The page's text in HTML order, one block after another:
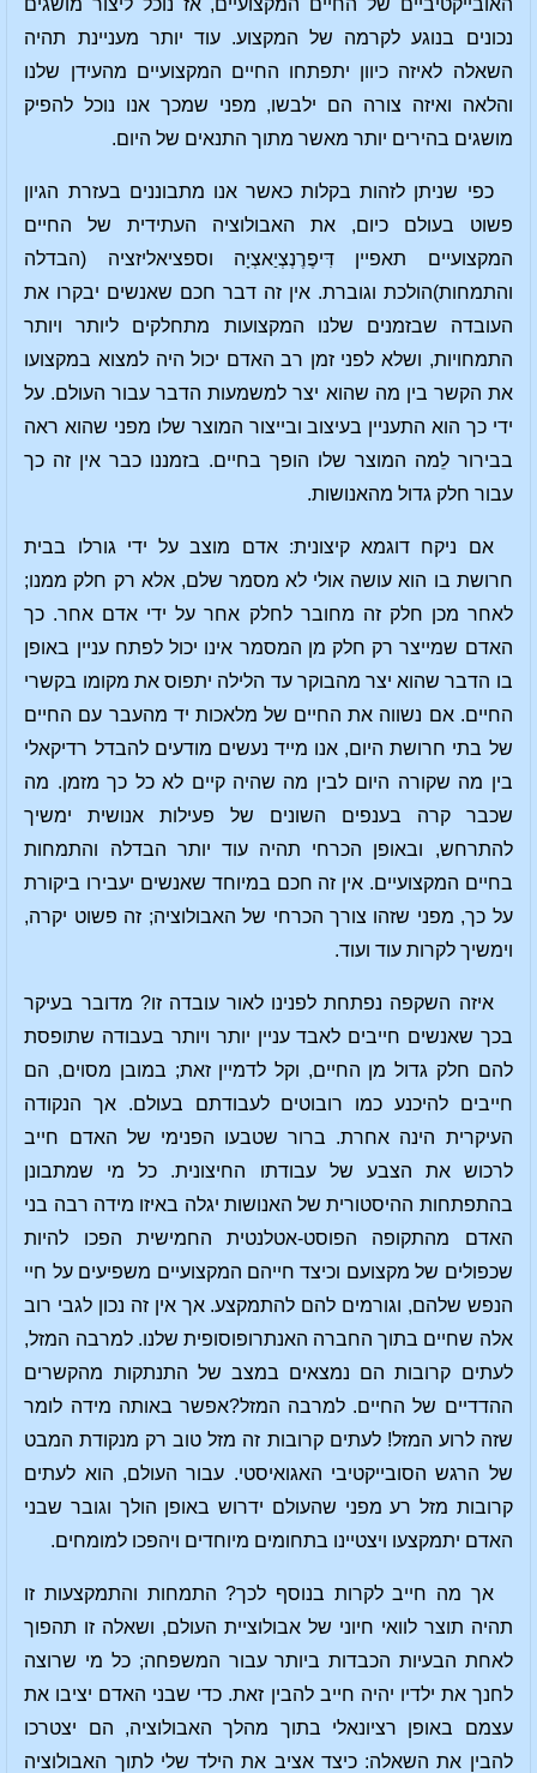
נכונים בנוגע לקרמה של המקצוע. עוד יותר מעניינת תהיה
השאלה לאיזה כיוון יתפתחו החיים המקצועיים מהעידן שלנו
והלאה ואיזה צורה הם ילבשו, מפני שמכך אנו נוכל להפיק
מושגים בהירים יותר מאשר מתוך התנאים של היום.
כפי שניתן לזהות בקלות כאשר אנו מתבוננים בעזרת הגיון
פשוט בעולם כיום, את האבולוציה העתידית של החיים
המקצועיים תאפיין דִּיפֶרֶנְצְיַאצְיָה וספציאליזציה (הבדלה
והתמחות)הולכת וגוברת. אין זה דבר חכם שאנשים יבקרו את
העובדה שבזמנים שלנו המקצועות מתחלקים ליותר ויותר
התמחויות, ושלא לפני זמן רב האדם יכול היה למצוא במקצועו
את הקשר בין מה שהוא יצר למשמעות הדבר עבור העולם. על
ידי כך הוא התעניין בעיצוב ובייצור המוצר שלו מפני שהוא ראה
בבירור לֵמה המוצר שלו הופך בחיים. בזמננו כבר אין זה כך
עבור חלק גדול מהאנושות.
אם ניקח דוגמא קיצונית: אדם מוצב על ידי גורלו בבית
חרושת בו הוא עושה אולי לא מסמר שלם, אלא רק חלק ממנו;
לאחר מכן חלק זה מחובר לחלק אחר על ידי אדם אחר. כך
האדם שמייצר רק חלק מן המסמר אינו יכול לפתח עניין באופן
בו הדבר שהוא יצר מהבוקר עד הלילה יתפוס את מקומו בקשרי
החיים. אם נשווה את החיים של מלאכות יד מהעבר עם החיים
של בתי חרושת היום, אנו מייד נעשים מודעים להבדל רדיקאלי
בין מה שקורה היום לבין מה שהיה קיים לא כל כך מזמן. מה
שכבר קרה בענפים השונים של פעילות אנושית ימשיך
להתרחש, ובאופן הכרחי תהיה עוד יותר הבדלה והתמחות
בחיים המקצועיים. אין זה חכם במיוחד שאנשים יעבירו ביקורת
על כך, מפני שזהו צורך הכרחי של האבולוציה; זה פשוט יקרה,
וימשיך לקרות עוד ועוד.
איזה השקפה נפתחת לפנינו לאור עובדה זו? מדובר בעיקר
בכך שאנשים חייבים לאבד עניין יותר ויותר בעבודה שתופסת
להם חלק גדול מן החיים, וקל לדמיין זאת; במובן מסוים, הם
חייבים להיכנע כמו רובוטים לעבודתם בעולם. אך הנקודה
העיקרית הינה אחרת. ברור שטבעו הפנימי של האדם חייב
לרכוש את הצבע של עבודתו החיצונית. כל מי שמתבונן
בהתפתחות ההיסטורית של האנושות יגלה באיזו מידה רבה בני
האדם מהתקופה הפוסט-אטלנטית החמישית הפכו להיות
שכפולים של מקצועם וכיצד חייהם המקצועיים משפיעים על חיי
הנפש שלהם, וגורמים להם להתמקצע. אך אין זה נכון לגבי רוב
אלה שחיים בתוך החברה האנתרופוסופית שלנו. למרבה המזל,
לעתים קרובות הם נמצאים במצב של התנתקות מהקשרים
ההדדיים של החיים. למרבה המזל?אפשר באותה מידה לומר
שזה לרוע המזל! לעתים קרובות זה מזל טוב רק מנקודת המבט
של הרגש הסובייקטיבי האגואיסטי. עבור העולם, הוא לעתים
קרובות מזל רע מפני שהעולם ידרוש באופן הולך וגובר שבני
האדם יתמקצעו ויצטיינו בתחומים מיוחדים ויהפכו למומחים.
אך מה חייב לקרות בנוסף לכך? התמחות והתמקצעות זו
תהיה תוצר לוואי חיוני של אבולוציית העולם, ושאלה זו תהפוך
לאחת הבעיות הכבדות ביותר עבור המשפחה; כל מי שרוצה
לחנך את ילדיו יהיה חייב להבין זאת. כדי שבני האדם יציבו את
עצמם באופן רציונאלי בתוך מהלך האבולוציה, הם יצטרכו
להבין את השאלה: כיצד אציב את הילד שלי לתוך האבולוציה